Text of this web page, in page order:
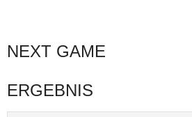
NEXT GAME
ERGEBNIS